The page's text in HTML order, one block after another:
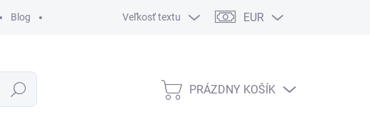
Blog Veľkosť textu EUR
Hľadať
NÁKUPNÝ
PRÁZDNY KOŠÍK